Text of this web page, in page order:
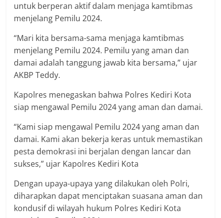
untuk berperan aktif dalam menjaga kamtibmas
menjelang Pemilu 2024.
“Mari kita bersama-sama menjaga kamtibmas
menjelang Pemilu 2024. Pemilu yang aman dan
damai adalah tanggung jawab kita bersama,” ujar
AKBP Teddy.
Kapolres menegaskan bahwa Polres Kediri Kota
siap mengawal Pemilu 2024 yang aman dan damai.
“Kami siap mengawal Pemilu 2024 yang aman dan
damai. Kami akan bekerja keras untuk memastikan
pesta demokrasi ini berjalan dengan lancar dan
sukses,” ujar Kapolres Kediri Kota
Dengan upaya-upaya yang dilakukan oleh Polri,
diharapkan dapat menciptakan suasana aman dan
kondusif di wilayah hukum Polres Kediri Kota